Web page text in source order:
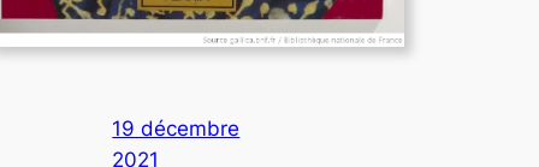
19 décembre
2021